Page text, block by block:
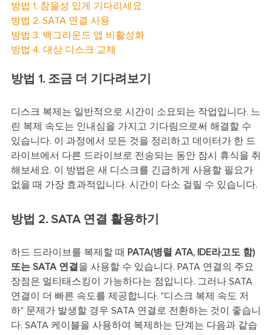
방법 1. 참을성 있게 기다리세요
방법 2. SATA 연결 사용
방법 3. 백그라운드 앱 비활성화
방법 4. 대상 디스크 교체
방법 1. 조금 더 기다려보기
디스크 복제는 일반적으로 시간이 소요되는 작업입니다. 느
린 복제 속도는 인내심을 가지고 기다림으로써 해결할 수
있습니다. 이 과정에서 모든 것을 정리하고 데이터가 한 드
라이브에서 다른 드라이브로 전송되는 동안 잠시 휴식을 취
해보세요. 이 방법은 새 디스크를 긴급하게 사용할 필요가
없을 때 가장 효과적입니다. 시간이 다소 걸릴 수 있습니다.
방법 2. SATA 연결 활용하기
하드 드라이브를 복제할 때 PATA(병렬 ATA, IDE라고도 함)
또는 SATA 연결 을 사용할 수 있습니다. PATA 연결의 주요
장점은 멀티태스킹이 가능하다는 점입니다. 그러나 SATA
연결이 더 빠른 속도를 제공합니다. "디스크 복제 속도 저
하" 문제가 발생할 경우 SATA 연결로 전환하는 것이 좋습니
다. SATA 케이블을 사용하여 복제하는 단계는 다음과 같습